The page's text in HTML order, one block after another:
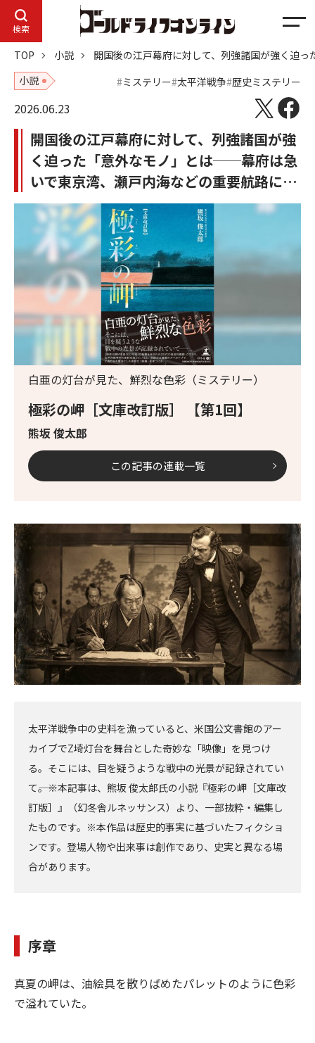
検索
メ
ニ
ュ
ー
TOP 小説
開国後の江戸幕府に対して、列強諸国が強く迫
小説
ミステリー 太平洋戦争 歴史ミステリー
2026.06.23
開国後の江戸幕府に対して、列強諸国が強
く迫った「意外なモノ」とは──幕府は急
いで東京湾、瀬戸内海などの重要航路に…
極彩の岬［文庫改訂版］ 【第1回】
熊坂 俊太郎
白亜の灯台が見た、鮮烈な色彩（ミステリー）
この記事の連載一覧
太平洋戦争中の史料を漁っていると、米国公文書館のアー
カイブでZ埼灯台を舞台とした奇妙な「映像」を見つけ
る。そこには、目を疑うような戦中の光景が記録されてい
て――。※本記事は、熊坂 俊太郎氏の小説『極彩の岬［文庫改
訂版］』（幻冬舎ルネッサンス）より、一部抜粋・編集し
たものです。※本作品は歴史的事実に基づいたフィクショ
ンです。登場人物や出来事は創作であり、史実と異なる場
合があります。
序章
真夏の岬は、油絵具を散りばめたパレットのように色彩
で溢れていた。